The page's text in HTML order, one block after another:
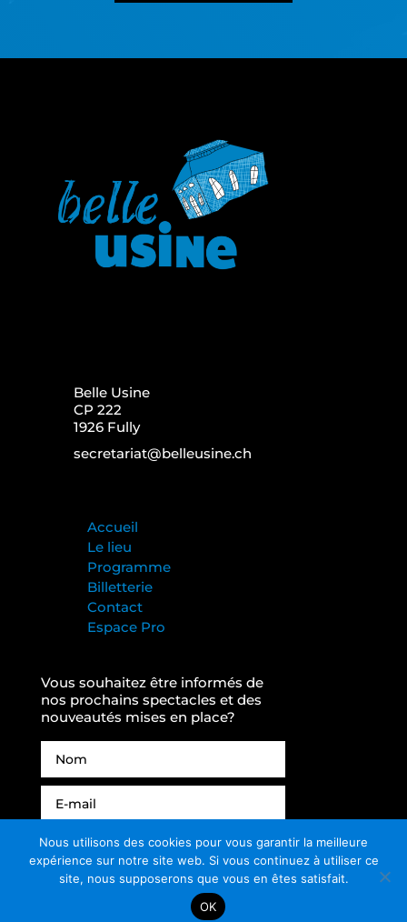
Belle Usine
CP 222
1926 Fully
secretariat@belleusine.ch
Accueil
Le lieu
Programme
Billetterie
Contact
Espace Pro
Vous souhaitez être informés de
nos prochains spectacles et des
nouveautés mises en place?
JE M'ABONNE
Alternative:
Nous utilisons des cookies pour vous garantir la meilleure
expérience sur notre site web. Si vous continuez à utiliser ce
site, nous supposerons que vous en êtes satisfait.
OK